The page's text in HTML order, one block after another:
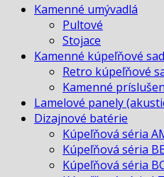
termostatická
Kamenné umývadlá
Pultové
Stojace
Kamenné kúpeľňové
Retro kúpeľňové
Kamenné
Lamelové panely
Dizajnové batérie
Kúpeľňová séria
Kúpeľňová séria
Kúpeľňová séria